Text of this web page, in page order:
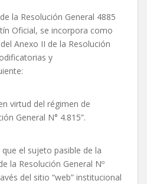
la Resolución General 4885
Oficial, se incorpora como
Anexo II de la Resolución
y
virtud del régimen de
General N° 4.815”.
el sujeto pasible de la
la Resolución General Nº
del sitio “web” institucional